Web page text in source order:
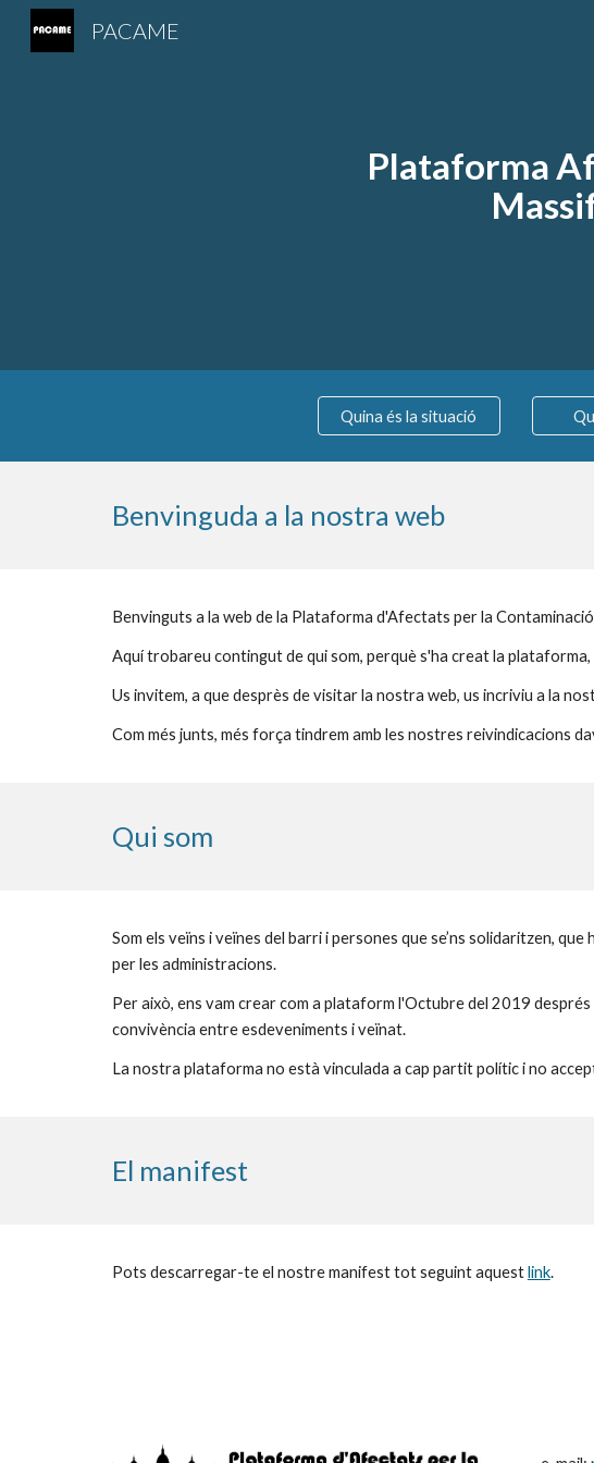
PACAME
Plataforma
Quina és la situació
Benvinguda a la nostra web
Benvinguts a la web de la Plataforma d'Afectats per la
Aquí trobareu contingut de qui som, perquè s'ha creat la
Us invitem, a que desprès de visitar la nostra web, us incriviu a la
Com més junts, més força tindrem amb les nostres reivindicacions
Qui som
Som els veïns i veïnes del barri i persones que se’ns solidaritzen,
per les administracions.
Per això, ens vam crear com a plataform l'Octubre del 2019
convivència entre esdeveniments i veïnat.
La nostra plataforma no està vinculada a cap partit polític i no
El manifest
Pots descarregar-te el nostre manifest tot seguint aquest link.